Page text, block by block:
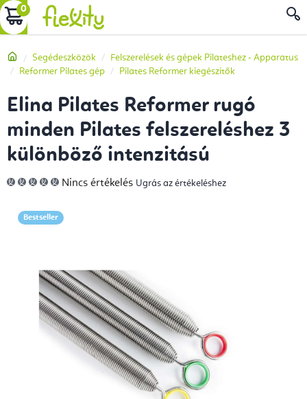
Ugrás
a
tartalomhoz
KOSÁR
Kezdőlap
Segédeszközök
Felszerelések és gépek Pilateshez - Apparatus
Reformer Pilates gép
Pilates Reformer kiegészítők
Elina Pilates Reformer rugó
minden Pilates felszereléshez 3
különböző intenzitású
A
termék
5-
ből
Nincs értékelés Ugrás az értékeléshez
Bestseller